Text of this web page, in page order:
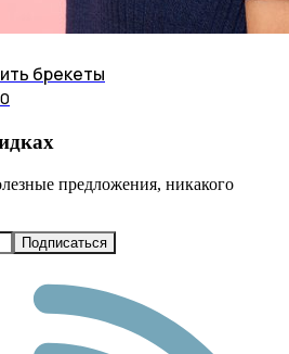
брекеты
0
предложения, никакого
Подписаться